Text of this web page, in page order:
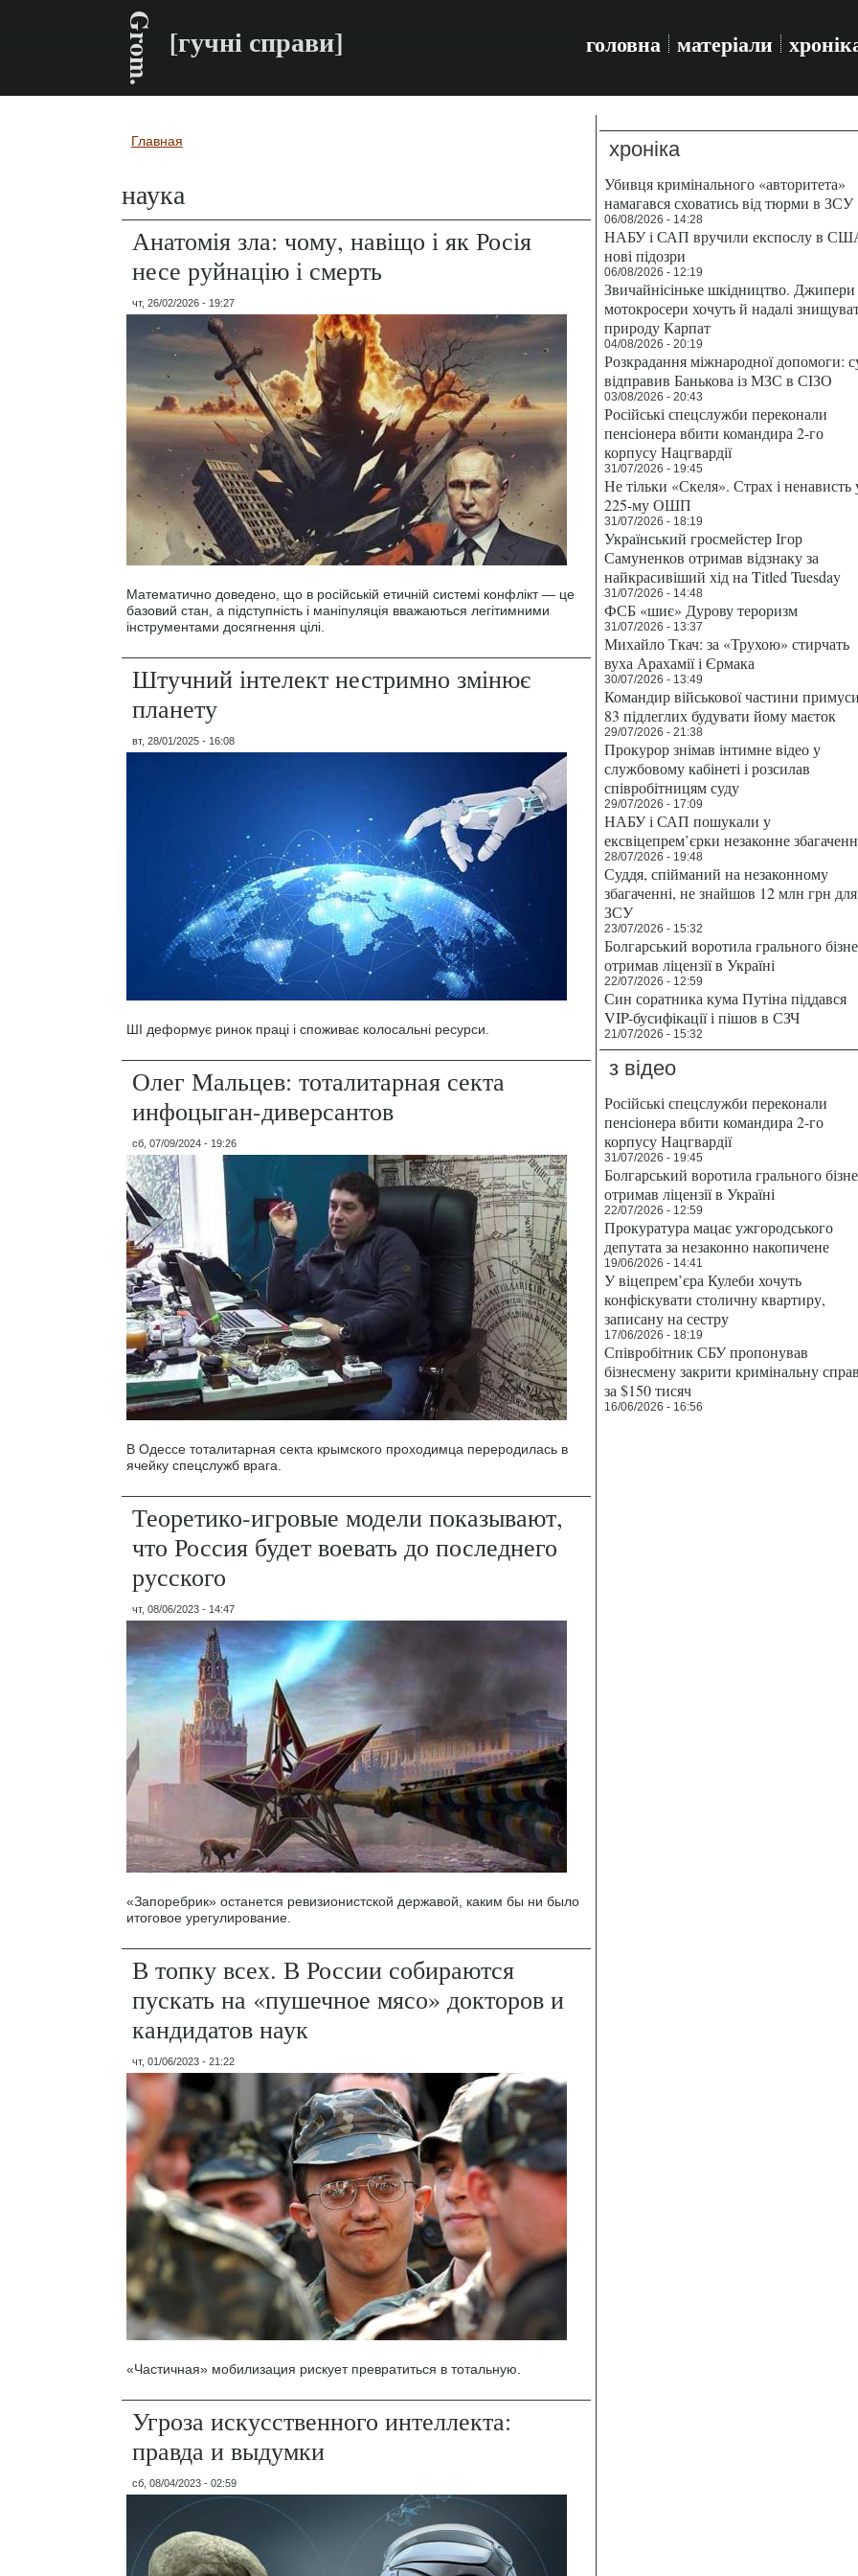
Grom. [гучні справи] головна матеріали
Вы здесь
Главная
наука
Анатомія зла: чому, навіщо і як Росія
несе руйнацію і смерть
чт, 26/02/2026 - 19:27
Математично доведено, що в російській етичній системі конфлікт — це
базовий стан, а підступність і маніпуляція вважаються легітимними
інструментами досягнення цілі.
Штучний інтелект нестримно змінює
планету
вт, 28/01/2025 - 16:08
ШІ деформує ринок праці і споживає колосальні ресурси.
Олег Мальцев: тоталитарная секта
инфоцыган-диверсантов
сб, 07/09/2024 - 19:26
В Одессе тоталитарная секта крымского проходимца переродилась в
ячейку спецслужб врага.
Теоретико-игровые модели показывают,
что Россия будет воевать до последнего
русского
чт, 08/06/2023 - 14:47
«Запоребрик» останется ревизионистской державой, каким бы ни было
итоговое урегулирование.
В топку всех. В России собираются
пускать на «пушечное мясо» докторов и
кандидатов наук
чт, 01/06/2023 - 21:22
«Частичная» мобилизация рискует превратиться в тотальную.
Угроза искусственного интеллекта:
правда и выдумки
сб, 08/04/2023 - 02:59
хроніка
Убивця кримінального «авторитета»
намагався сховатись від тюрми в ЗСУ
06/08/2026 - 14:28
НАБУ і САП вручили експослу в
нові підозри
06/08/2026 - 12:19
Звичайнісіньке шкідництво. Джипери
мотокросери хочуть й надалі
природу Карпат
04/08/2026 - 20:19
Розкрадання міжнародної допомоги:
відправив Банькова із МЗС в СІЗО
03/08/2026 - 20:43
Російські спецслужби переконали
пенсіонера вбити командира 2-го
корпусу Нацгвардії
31/07/2026 - 19:45
Не тільки «Скеля». Страх і ненависть
225-му ОШП
31/07/2026 - 18:19
Український гросмейстер Ігор
Самуненков отримав відзнаку за
найкрасивіший хід на Titled Tuesday
31/07/2026 - 14:48
ФСБ «шиє» Дурову тероризм
31/07/2026 - 13:37
Михайло Ткач: за «Трухою» стирчать
вуха Арахамії і Єрмака
30/07/2026 - 13:49
Командир військової частини
83 підлеглих будувати йому маєток
29/07/2026 - 21:38
Прокурор знімав інтимне відео у
службовому кабінеті і розсилав
співробітницям суду
29/07/2026 - 17:09
НАБУ і САП пошукали у
ексвіцепрем’єрки незаконне
28/07/2026 - 19:48
Суддя, спійманий на незаконному
збагаченні, не знайшов 12 млн грн для
ЗСУ
23/07/2026 - 15:32
Болгарський воротила грального
отримав ліцензії в Україні
22/07/2026 - 12:59
Син соратника кума Путіна піддався
VIP-бусифікації і пішов в СЗЧ
21/07/2026 - 15:32
з відео
Російські спецслужби переконали
пенсіонера вбити командира 2-го
корпусу Нацгвардії
31/07/2026 - 19:45
Болгарський воротила грального
отримав ліцензії в Україні
22/07/2026 - 12:59
Прокуратура мацає ужгородського
депутата за незаконно накопичене
19/06/2026 - 14:41
У віцепрем’єра Кулеби хочуть
конфіскувати столичну квартиру,
записану на сестру
17/06/2026 - 18:19
Співробітник СБУ пропонував
бізнесмену закрити кримінальну
за $150 тисяч
16/06/2026 - 16:56